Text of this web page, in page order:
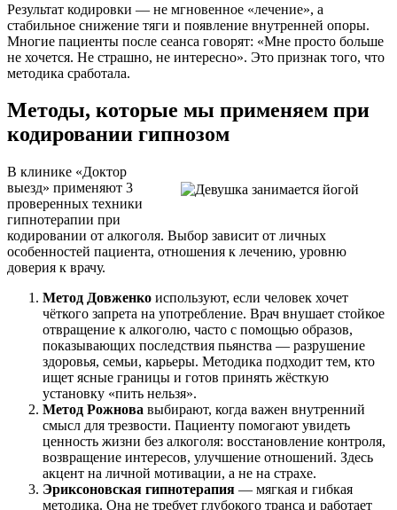
Результат кодировки — не мгновенное «лечение», а
стабильное снижение тяги и появление внутренней опоры.
Многие пациенты после сеанса говорят: «Мне просто больше
не хочется. Не страшно, не интересно». Это признак того, что
методика сработала.
Методы, которые мы применяем при
кодировании гипнозом
В клинике «Доктор
выезд» применяют 3
проверенных техники
гипнотерапии при
кодировании от алкоголя. Выбор зависит от личных
особенностей пациента, отношения к лечению, уровню
доверия к врачу.
Метод Довженко используют, если человек хочет
чёткого запрета на употребление. Врач внушает стойкое
отвращение к алкоголю, часто с помощью образов,
показывающих последствия пьянства — разрушение
здоровья, семьи, карьеры. Методика подходит тем, кто
ищет ясные границы и готов принять жёсткую
установку «пить нельзя».
Метод Рожнова выбирают, когда важен внутренний
смысл для трезвости. Пациенту помогают увидеть
ценность жизни без алкоголя: восстановление контроля,
возвращение интересов, улучшение отношений. Здесь
акцент на личной мотивации, а не на страхе.
Эриксоновская гипнотерапия — мягкая и гибкая
методика. Она не требует глубокого транса и работает